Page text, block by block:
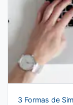
3 Formas de